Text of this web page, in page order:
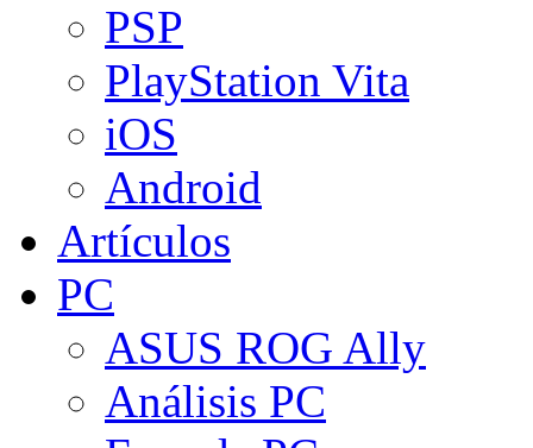
PSP
PlayStation Vita
iOS
Android
Artículos
PC
ASUS ROG Ally
Análisis PC